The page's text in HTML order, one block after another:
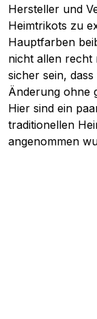
Hersteller und
Heimtrikots zu
Hauptfarben
nicht allen recht
sicher sein,
Änderung ohne
Hier sind ein
traditionellen
angenommen